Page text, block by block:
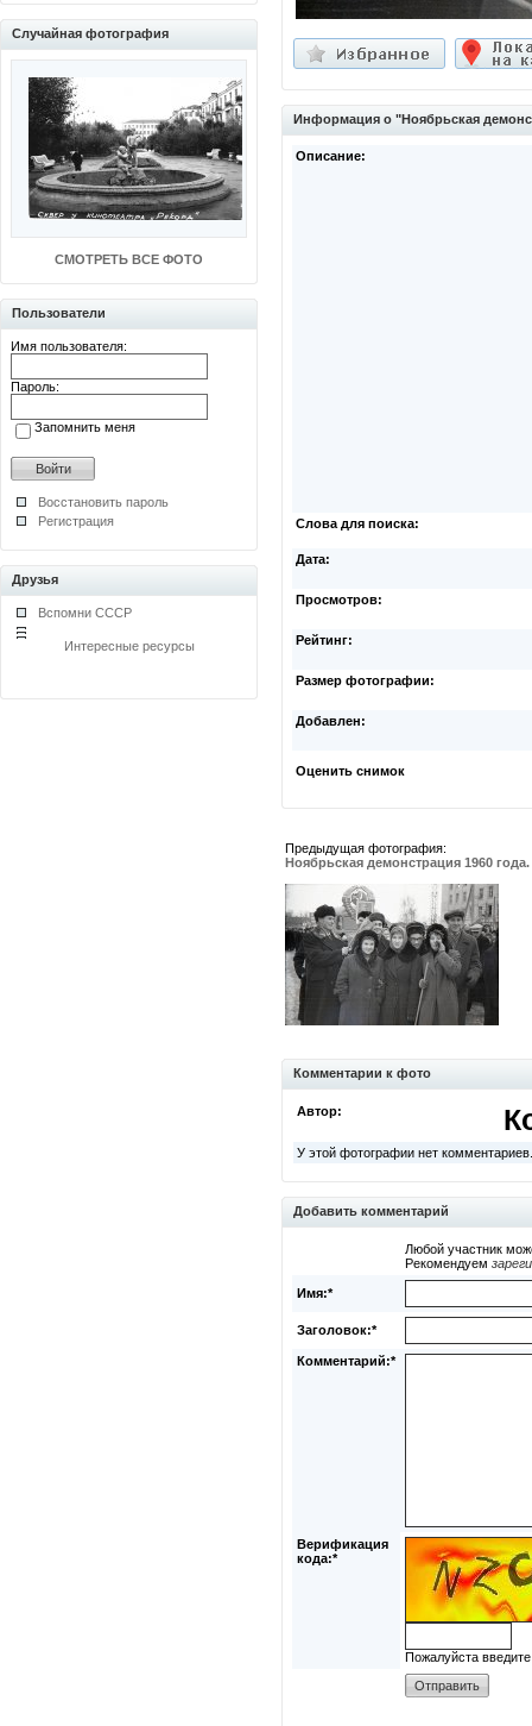
Случайная фотография
СМОТРЕТЬ ВСЕ ФОТО
Пользователи
Имя пользователя:
Пароль:
Запомнить меня
Восстановить пароль
Регистрация
Друзья
Вспомни СССР
Интересные ресурсы
Информация о "Ноябрьская
Описание:
Слова для поиска:
Дата:
Просмотров:
Рейтинг:
Размер фотографии:
Добавлен:
Оценить снимок
Предыдущая фотография:
Ноябрьская демонстрация 1960
Комментарии к фото
Автор:
У этой фотографии нет комментариев.
Добавить комментарий
Любой участник
Рекомендуем
Имя:*
Заголовок:*
Комментарий:*
Верификация
кода:*
Пожалуйста